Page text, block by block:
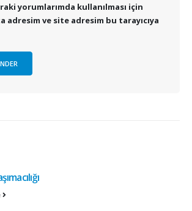
yorumlarımda kullanılması için
adresim ve site adresim bu tarayıcıya